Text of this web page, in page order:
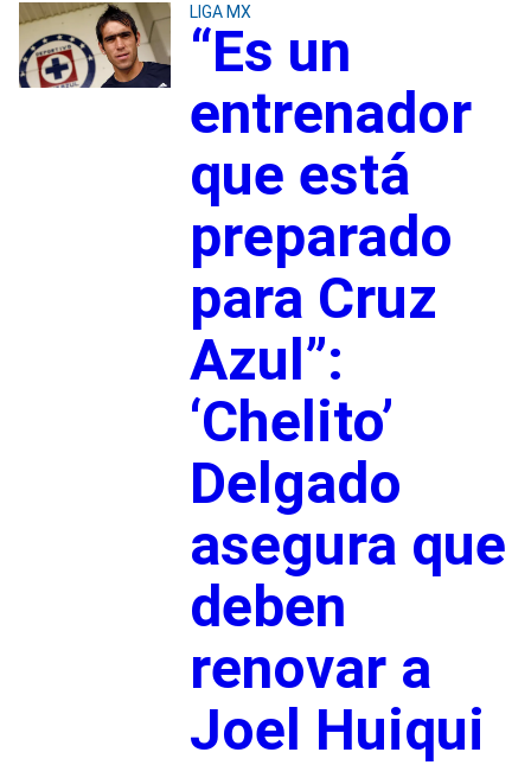
LIGA MX
“Es un
entrenador
que está
preparado
para Cruz
Azul”:
‘Chelito’
Delgado
asegura que
deben
renovar a
Joel Huiqui